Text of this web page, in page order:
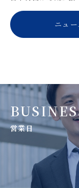
ニュ
営業日